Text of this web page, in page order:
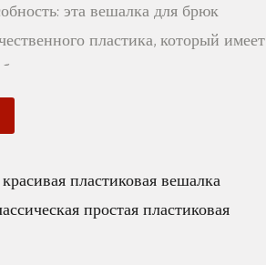
эта вешалка для брюк
пластика, который имеет
модная пластиковая вешалка
испытания качества, чтобы
продукции, что позволяет
и использовать ее со спокойной
пластиковая вешалка
простая пластиковая